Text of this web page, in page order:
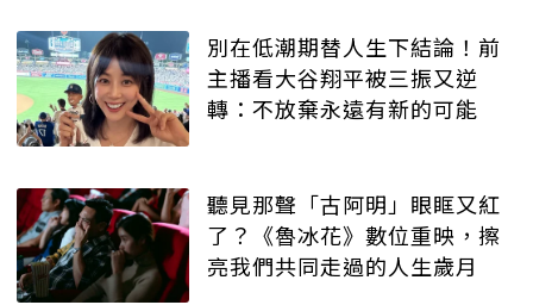
別在低潮期替人生下結論！前
主播看大谷翔平被三振又逆
轉：不放棄永遠有新的可能
聽見那聲「古阿明」眼眶又紅
了？《魯冰花》數位重映，擦
亮我們共同走過的人生歲月